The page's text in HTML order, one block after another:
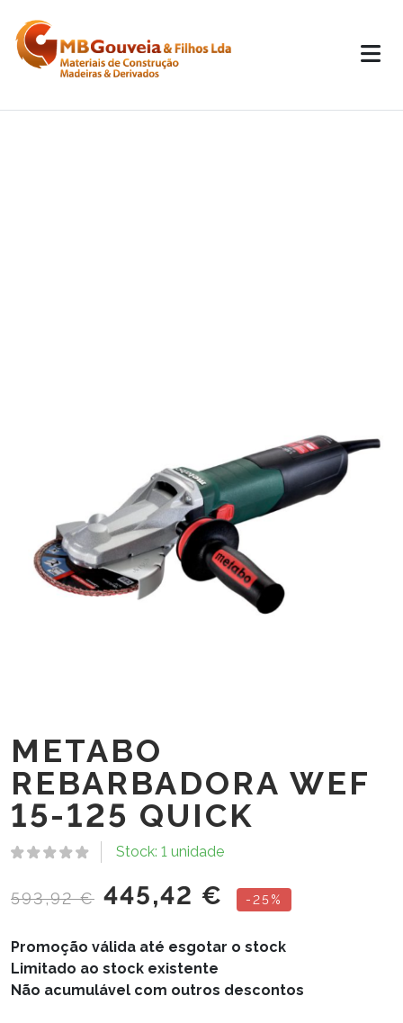
METABO
REBARBADORA WEF
15-125 QUICK
Stock: 1 unidade
593,92€ 445,42 € -25%
Promoção válida até esgotar o stock
Limitado ao stock existente
Não acumulável com outros descontos